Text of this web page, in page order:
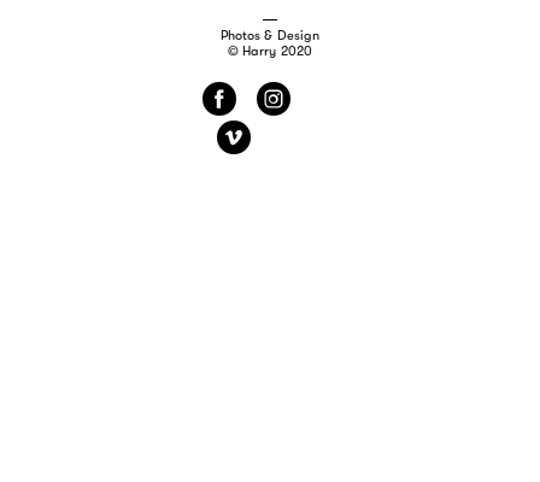
Photos & Design
© Harry 2020
f
i
v